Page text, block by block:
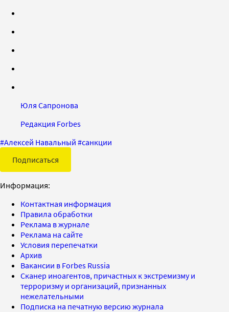
Юля Сапронова
Редакция Forbes
#Алексей Навальный #санкции
Подписаться
Информация:
Контактная информация
Правила обработки
Реклама в журнале
Реклама на сайте
Условия перепечатки
Архив
Вакансии в Forbes Russia
Сканер иноагентов, причастных к экстремизму и
терроризму и организаций, признанных
нежелательными
Подписка на печатную версию журнала